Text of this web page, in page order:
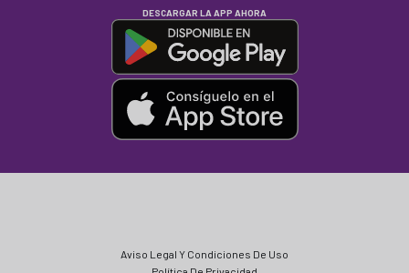
DESCARGAR LA APP AHORA
Aviso Legal Y Condiciones De Uso